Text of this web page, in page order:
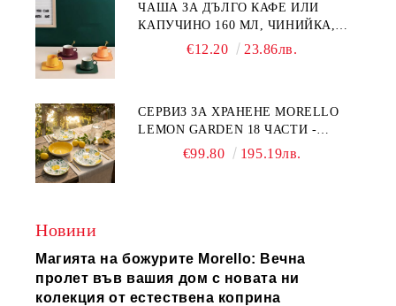
ЧАША ЗА ДЪЛГО КАФЕ ИЛИ
КАПУЧИНО 160 МЛ, ЧИНИЙКА,
ЛЪЖИЧКА GREEN, ORANGE LOVE
€12.20 23.86лв.
СЕРВИЗ ЗА ХРАНЕНЕ MORELLO
LEMON GARDEN 18 ЧАСТИ -
ПОРЦЕЛАН€99.80 195.19лв.
Новини
Магията на божурите Morello: Вечна
пролет във вашия дом с новата ни
колекция от естествена коприна